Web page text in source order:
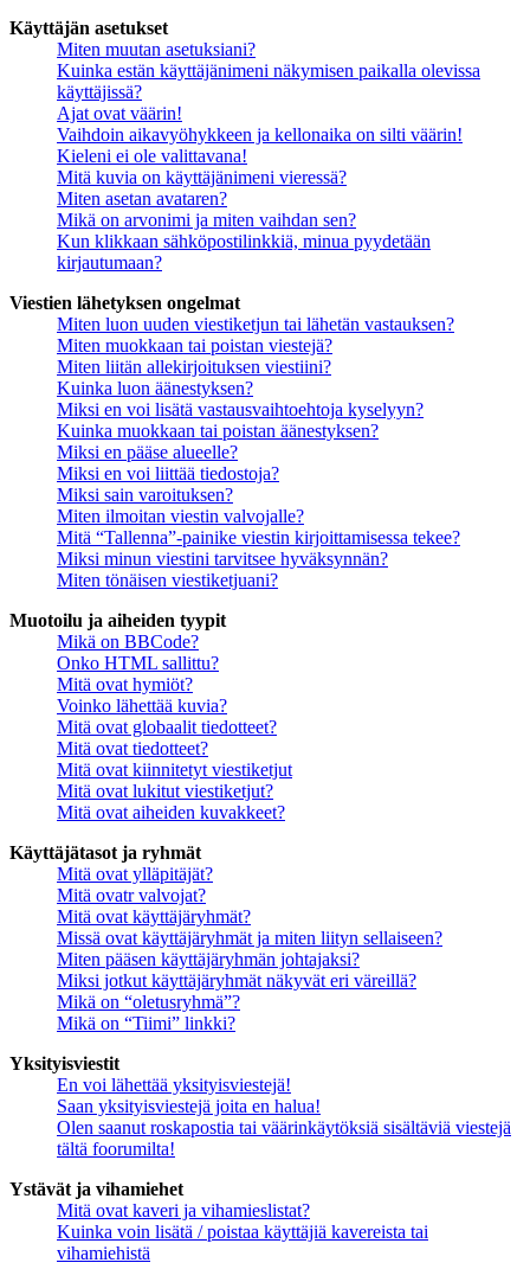
Käyttäjän asetukset
Miten muutan asetuksiani?
Kuinka estän käyttäjänimeni näkymisen paikalla olevissa
käyttäjissä?
Ajat ovat väärin!
Vaihdoin aikavyöhykkeen ja kellonaika on silti väärin!
Kieleni ei ole valittavana!
Mitä kuvia on käyttäjänimeni vieressä?
Miten asetan avataren?
Mikä on arvonimi ja miten vaihdan sen?
Kun klikkaan sähköpostilinkkiä, minua pyydetään
kirjautumaan?
Viestien lähetyksen ongelmat
Miten luon uuden viestiketjun tai lähetän vastauksen?
Miten muokkaan tai poistan viestejä?
Miten liitän allekirjoituksen viestiini?
Kuinka luon äänestyksen?
Miksi en voi lisätä vastausvaihtoehtoja kyselyyn?
Kuinka muokkaan tai poistan äänestyksen?
Miksi en pääse alueelle?
Miksi en voi liittää tiedostoja?
Miksi sain varoituksen?
Miten ilmoitan viestin valvojalle?
Mitä “Tallenna”-painike viestin kirjoittamisessa tekee?
Miksi minun viestini tarvitsee hyväksynnän?
Miten tönäisen viestiketjuani?
Muotoilu ja aiheiden tyypit
Mikä on BBCode?
Onko HTML sallittu?
Mitä ovat hymiöt?
Voinko lähettää kuvia?
Mitä ovat globaalit tiedotteet?
Mitä ovat tiedotteet?
Mitä ovat kiinnitetyt viestiketjut
Mitä ovat lukitut viestiketjut?
Mitä ovat aiheiden kuvakkeet?
Käyttäjätasot ja ryhmät
Mitä ovat ylläpitäjät?
Mitä ovatr valvojat?
Mitä ovat käyttäjäryhmät?
Missä ovat käyttäjäryhmät ja miten liityn sellaiseen?
Miten pääsen käyttäjäryhmän johtajaksi?
Miksi jotkut käyttäjäryhmät näkyvät eri väreillä?
Mikä on “oletusryhmä”?
Mikä on “Tiimi” linkki?
Yksityisviestit
En voi lähettää yksityisviestejä!
Saan yksityisviestejä joita en halua!
Olen saanut roskapostia tai väärinkäytöksiä sisältäviä viestejä
tältä foorumilta!
Ystävät ja vihamiehet
Mitä ovat kaveri ja vihamieslistat?
Kuinka voin lisätä / poistaa käyttäjiä kavereista tai
vihamiehistä